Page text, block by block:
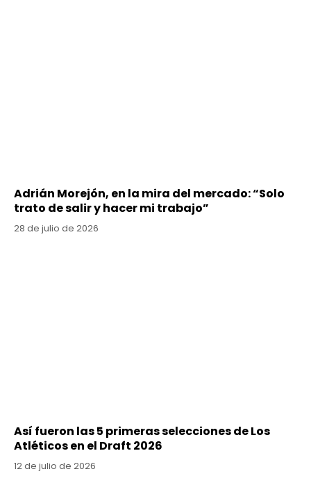
Adrián Morejón, en la mira del mercado: “Solo
trato de salir y hacer mi trabajo”
28 de julio de 2026
Así fueron las 5 primeras selecciones de Los
Atléticos en el Draft 2026
12 de julio de 2026